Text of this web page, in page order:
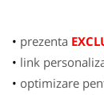
prezenta
link
optimizare